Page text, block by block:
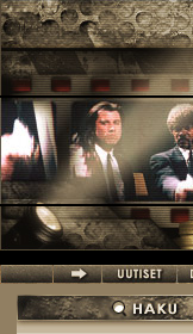
Hyppää pääsisältöön